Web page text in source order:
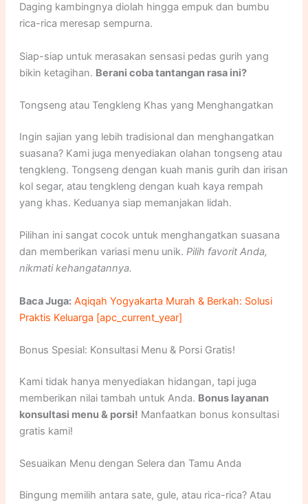
Daging kambingnya diolah hingga empuk dan bumbu
rica-rica meresap sempurna.
Siap-siap untuk merasakan sensasi pedas gurih yang
bikin ketagihan. Berani coba tantangan rasa ini?
Tongseng atau Tengkleng Khas yang Menghangatkan
Ingin sajian yang lebih tradisional dan menghangatkan
suasana? Kami juga menyediakan olahan tongseng atau
tengkleng. Tongseng dengan kuah manis gurih dan irisan
kol segar, atau tengkleng dengan kuah kaya rempah
yang khas. Keduanya siap memanjakan lidah.
Pilihan ini sangat cocok untuk menghangatkan suasana
dan memberikan variasi menu unik. Pilih favorit Anda,
nikmati kehangatannya.
Baca Juga: Aqiqah Yogyakarta Murah & Berkah: Solusi
Praktis Keluarga [apc_current_year]
Bonus Spesial: Konsultasi Menu & Porsi Gratis!
Kami tidak hanya menyediakan hidangan, tapi juga
memberikan nilai tambah untuk Anda. Bonus layanan
konsultasi menu & porsi! Manfaatkan bonus konsultasi
gratis kami!
Sesuaikan Menu dengan Selera dan Tamu Anda
Bingung memilih antara sate, gule, atau rica-rica? Atau